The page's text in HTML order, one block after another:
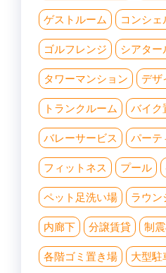
ゲストルーム コンシェ
ゴルフレンジ シアター
タワーマンション デザ
トランクルーム バイク
バレーサービス パーテ
フィットネス プール
ペット足洗い場 ラウン
内廊下 分譲賃貸 制
各階ゴミ置き場 大型駐